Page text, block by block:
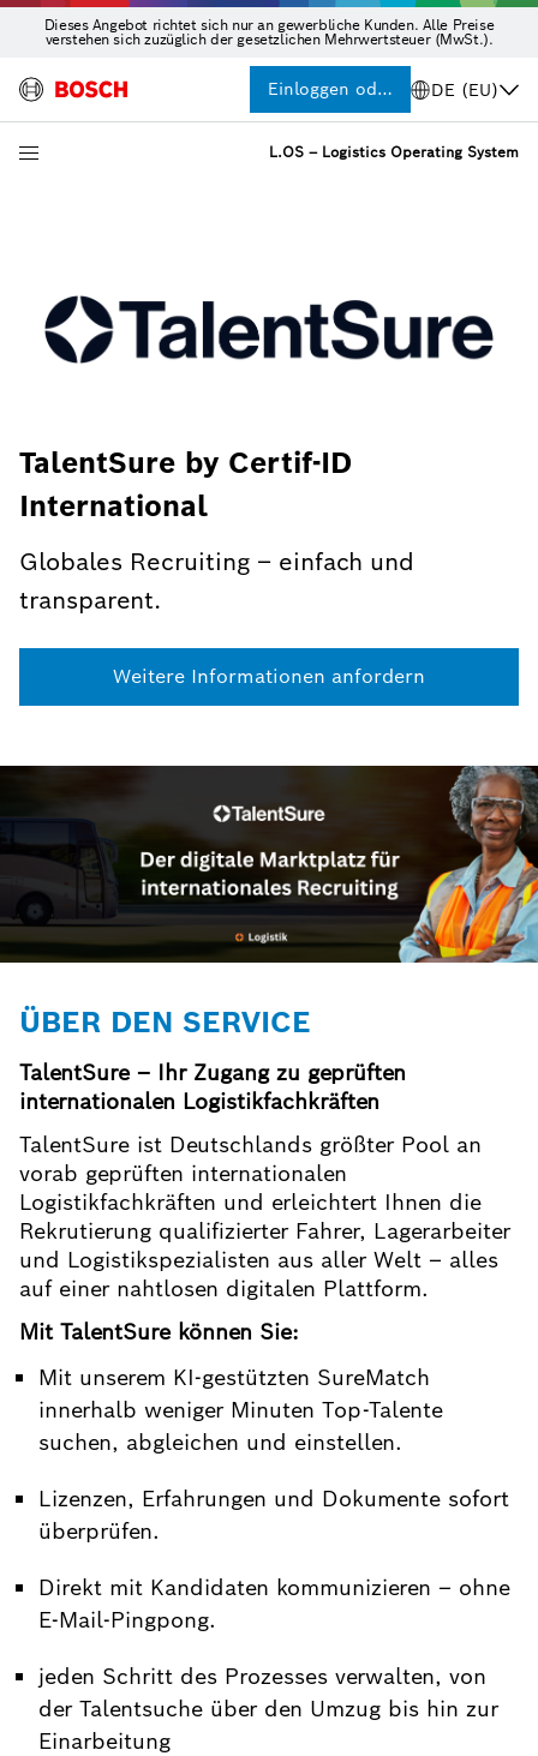
Dieses Angebot richtet sich nur an gewerbliche Kunden. Alle Preise
verstehen sich zuzüglich der gesetzlichen Mehrwertsteuer (MwSt.).
Einloggen oder Registrieren
DE (EU)
L.OS – Logistics Operating System
TalentSure by Certif-ID
International
Globales Recruiting – einfach und
transparent.
Weitere Informationen anfordern
ÜBER DEN SERVICE
TalentSure – Ihr Zugang zu geprüften
internationalen Logistikfachkräften
TalentSure ist Deutschlands größter Pool an
vorab geprüften internationalen
Logistikfachkräften und erleichtert Ihnen die
Rekrutierung qualifizierter Fahrer, Lagerarbeiter
und Logistikspezialisten aus aller Welt – alles
auf einer nahtlosen digitalen Plattform.
Mit TalentSure können Sie:
Mit unserem KI-gestützten SureMatch
innerhalb weniger Minuten Top-Talente
suchen, abgleichen und einstellen.
Lizenzen, Erfahrungen und Dokumente sofort
überprüfen.
Direkt mit Kandidaten kommunizieren – ohne
E-Mail-Pingpong.
jeden Schritt des Prozesses verwalten, von
der Talentsuche über den Umzug bis hin zur
Einarbeitung